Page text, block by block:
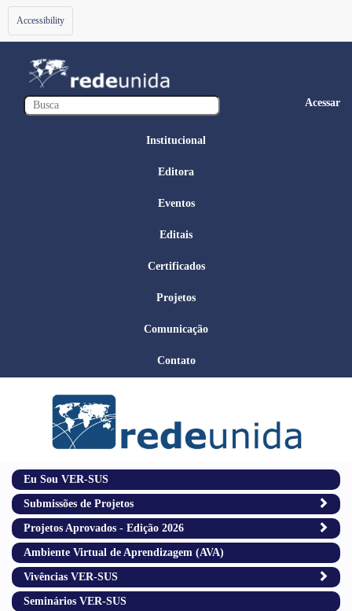
Toggle
navigation
Accessibility
Acessar
Institucional
Editora
Eventos
Editais
Certificados
Projetos
Comunicação
Contato
Eu Sou VER-SUS
Submissões de Projetos
Projetos Aprovados - Edição 2026
Ambiente Virtual de Aprendizagem (AVA)
Vivências VER-SUS
Seminários VER-SUS